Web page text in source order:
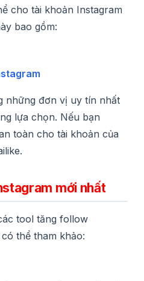
cho tài khoản Instagram
bao gồm:
những đơn vị uy tín nhất
lựa chọn. Nếu bạn
toàn cho tài khoản của
mới nhất
tool tăng follow
thể tham khảo: